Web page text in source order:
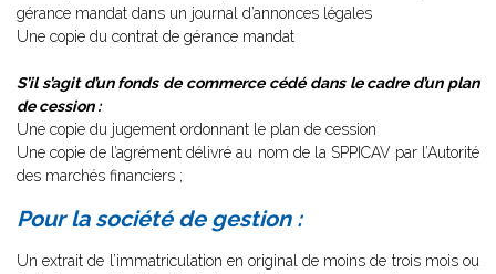
gérance mandat dans un journal d’annonces légales
Une copie du contrat de gérance mandat
S’il s’agit d’un fonds de commerce cédé dans le cadre d’un plan
de cession :
Une copie du jugement ordonnant le plan de cession
Une copie de l’agrément délivré au nom de la SPPICAV par l’Autorité
des marchés financiers ;
Pour la société de gestion :
Un extrait de l’immatriculation en original de moins de trois mois ou